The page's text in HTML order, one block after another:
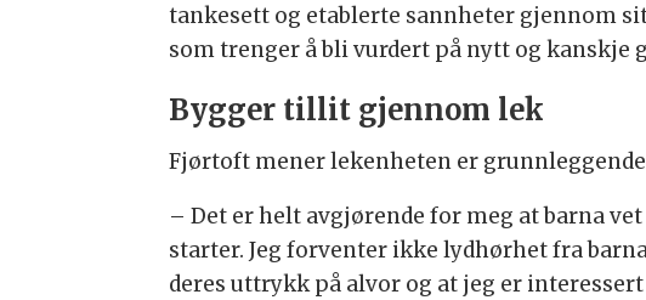
tankesett og etablerte sannheter gjennom
som trenger å bli vurdert på nytt og kanskje
Bygger tillit gjennom lek
Fjørtoft mener lekenheten er
– Det er helt avgjørende for meg at barna
starter. Jeg forventer ikke lydhørhet fra
deres uttrykk på alvor og at jeg er